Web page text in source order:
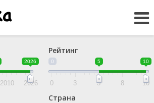
2026
2010 2026
Рейтинг
0 5 10
0 3 5 8 10
Страна